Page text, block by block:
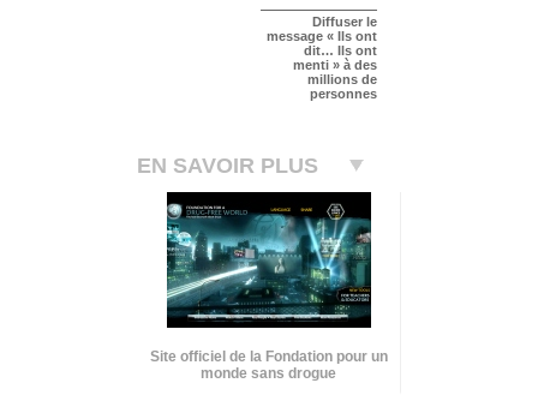
Diffuser le
message « Ils ont
dit… Ils ont
menti » à des
millions de
personnes
EN SAVOIR PLUS
Site officiel de la Fondation pour un
monde sans drogue